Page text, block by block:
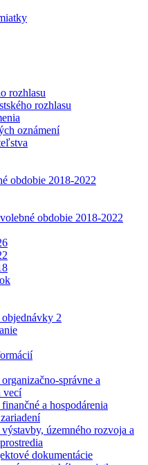
rozhlasu
rozhlasu
oznámení
obdobie 2018-2022
obdobie 2018-2022
2
správne a
vecí
a hospodárenia
územného rozvoja a
dokumentácie